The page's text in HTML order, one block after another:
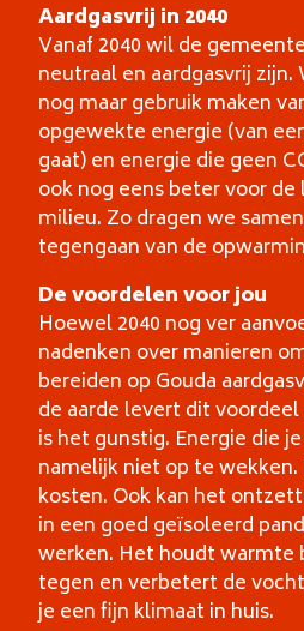
Aardgasvrij in 2040
Vanaf 2040 wil de
neutraal en aardgasvrij
nog maar gebruik maken
opgewekte energie (van
gaat) en energie die geen
ook nog eens beter voor
milieu. Zo dragen we
tegengaan van de
De voordelen voor jou
Hoewel 2040 nog ver
nadenken over manieren
bereiden op Gouda
de aarde levert dit
is het gunstig. Energie die
namelijk niet op te wekken.
kosten. Ook kan het
in een goed geïsoleerd
werken. Het houdt warmte
tegen en verbetert de
je een fijn klimaat in huis.